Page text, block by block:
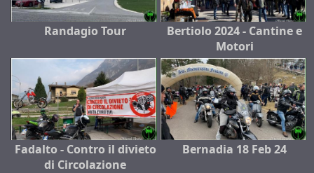
Randagio Tour
Bertiolo 2024 - Cantine e
Motori
Fadalto - Contro il divieto
di Circolazione
Bernadia 18 Feb 24